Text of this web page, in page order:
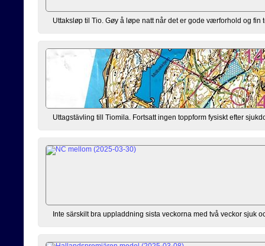
Uttaksløp til Tio. Gøy å løpe natt når det er gode værforhold og
Uttagstävling till Tiomila. Fortsatt ingen toppform fysiskt efter
Inte särskilt bra uppladdning sista veckorna med två veckor sjuk